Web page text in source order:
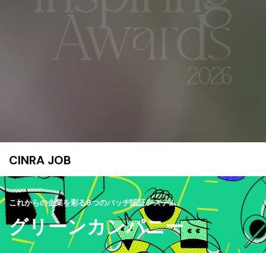
CINRA JOB
これからの企業を彩る9つのバッヂ認証システム
グリーンカンパニー